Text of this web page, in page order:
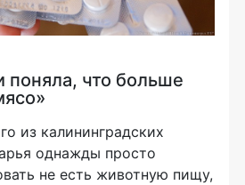
поняла, что больше
из калининградских
однажды просто
не есть животную пищу,